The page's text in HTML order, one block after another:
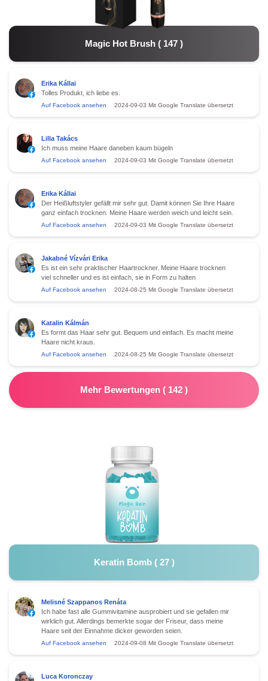
Magic Hot Brush ( 147 )
Erika Kállai
Tolles Produkt, ich liebe es.
Auf Facebook ansehen 2024-09-03 Mit Google Translate übersetzt
Lilla Takács
Ich muss meine Haare daneben kaum bügeln
Auf Facebook ansehen 2024-09-03 Mit Google Translate übersetzt
Erika Kállai
Der Heißluftstyler gefällt mir sehr gut. Damit können Sie Ihre Haare
ganz einfach trocknen. Meine Haare werden weich und leicht sein.
Auf Facebook ansehen 2024-09-03 Mit Google Translate übersetzt
Jakabné Vízvári Erika
Es ist ein sehr praktischer Haartrockner. Meine Haare trocknen
viel schneller und es ist einfach, sie in Form zu halten
Auf Facebook ansehen 2024-08-25 Mit Google Translate übersetzt
Katalin Kálmán
Es formt das Haar sehr gut. Bequem und einfach. Es macht meine
Haare nicht kraus.
Auf Facebook ansehen 2024-08-25 Mit Google Translate übersetzt
Mehr Bewertungen ( 142 )
Keratin Bomb( 27)
Melisné Szappanos Renáta
Ich habe fast alle Gummivitamine ausprobiert und sie gefallen mir
wirklich gut. Allerdings bemerkte sogar der Friseur, dass meine
Haare seit der Einnahme dicker geworden seien.
Auf Facebook ansehen 2024-09-08 Mit Google Translate übersetzt
Luca Koronczay